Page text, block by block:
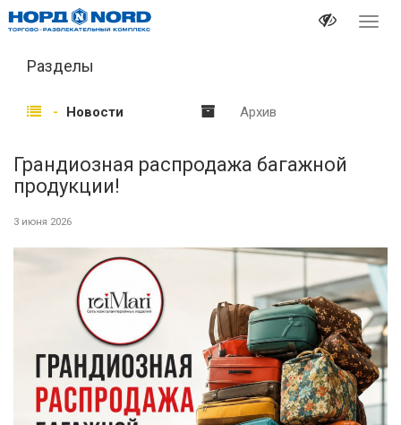
Разделы
Новости Архив
Грандиозная распродажа багажной
продукции!
3 июня 2026